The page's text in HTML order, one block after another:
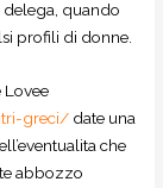
delega, quando
profili di donne.
Lovee
greci/ date una
che
abbozzo